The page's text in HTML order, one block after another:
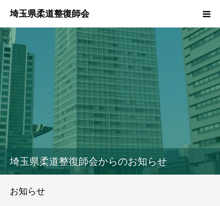
埼玉県柔道整復師会からのお知らせ
お知らせ
本会のご紹介
情報公開
柔道整復師とは
接骨院・整骨院検索